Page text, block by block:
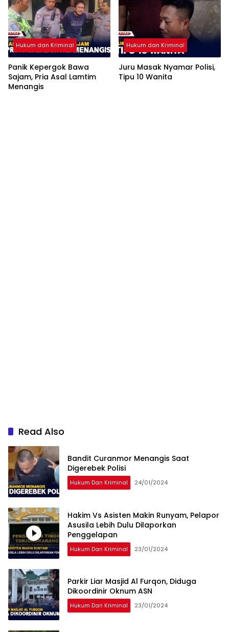
Hukum dan Kriminal
Panik Kepergok Bawa
Sajam, Pria Asal Lamtim
Menangis
Hukum dan Kriminal
Juru Masak Nyamar Polisi,
Tipu 10 Wanita
Read Also
Bandit Curanmor Menangis Saat
Digerebek Polisi
Hukum Dan Kriminal 24/01/2024
Hakim Vs Asisten Makin Runyam, Pelapor
Asusila Lebih Dulu Dilaporkan
Penggelapan
Hukum Dan Kriminal 23/01/2024
Parkir Liar Masjid Al Furqon, Diduga
Dikoordinir Oknum ASN
Hukum Dan Kriminal 23/01/2024